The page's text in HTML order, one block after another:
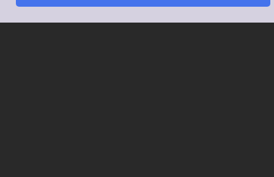
Elérhetőségek Lakástámogatás